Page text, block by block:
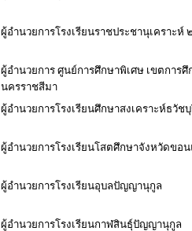
ผู้อำนวยการโรงเรียนราชประชานุเคราะห์
ผู้อำนวยการ ศูนย์การศึกษาพิเศษ เขตการ
นครราชสีมา
ผู้อำนวยการโรงเรียนศึกษาสงเคราะห์ธวัช
ผู้อำนวยการโรงเรียนโสตศึกษาจังหวัดขอ
ผู้อำนวยการโรงเรียนอุบลปัญญานุกูล
ผู้อำนวยการโรงเรียนกาฬสินธ์ุปัญญานุกูล